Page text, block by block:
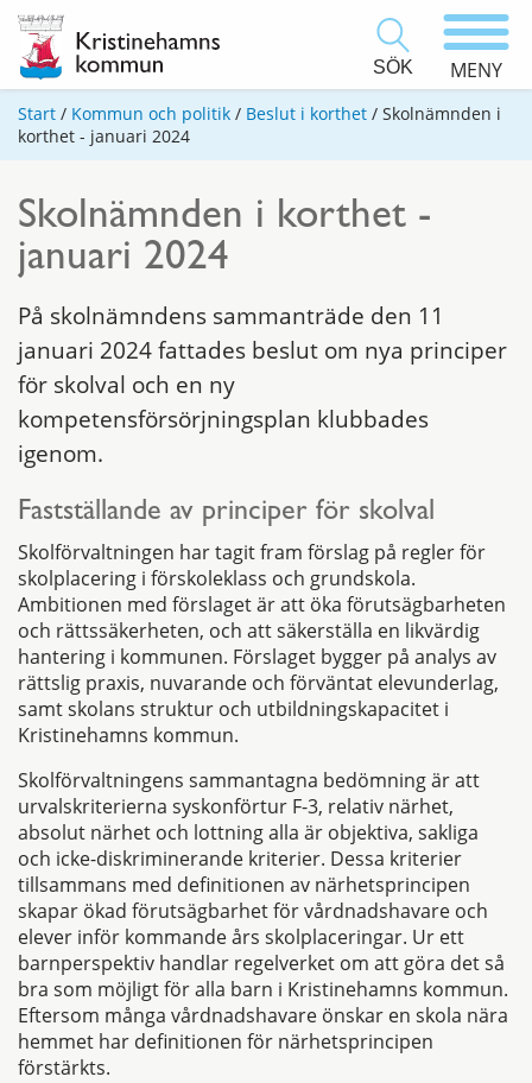
SÖK MENY
Start / Kommun och politik / Beslut i korthet / Skolnämnden i
korthet - januari 2024
Skolnämnden i korthet -
januari 2024
På skolnämndens sammanträde den 11
januari 2024 fattades beslut om nya principer
för skolval och en ny
kompetensförsörjningsplan klubbades
igenom.
Fastställande av principer för skolval
Skolförvaltningen har tagit fram förslag på regler för
skolplacering i förskoleklass och grundskola.
Ambitionen med förslaget är att öka förutsägbarheten
och rättssäkerheten, och att säkerställa en likvärdig
hantering i kommunen. Förslaget bygger på analys av
rättslig praxis, nuvarande och förväntat elevunderlag,
samt skolans struktur och utbildningskapacitet i
Kristinehamns kommun.
Skolförvaltningens sammantagna bedömning är att
urvalskriterierna syskonförtur F-3, relativ närhet,
absolut närhet och lottning alla är objektiva, sakliga
och icke-diskriminerande kriterier. Dessa kriterier
tillsammans med definitionen av närhetsprincipen
skapar ökad förutsägbarhet för vårdnadshavare och
elever inför kommande års skolplaceringar. Ur ett
barnperspektiv handlar regelverket om att göra det så
bra som möjligt för alla barn i Kristinehamns kommun.
Eftersom många vårdnadshavare önskar en skola nära
hemmet har definitionen för närhetsprincipen
förstärkts.